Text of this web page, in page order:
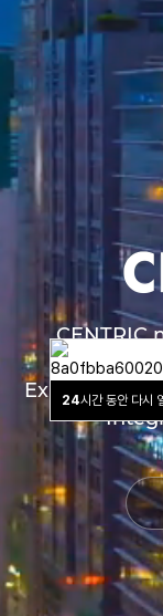
24시간 동안 다시
CENTRIC
economy’
Expertise